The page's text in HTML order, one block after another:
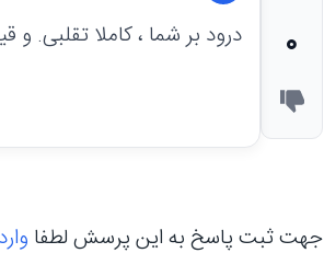
0 درود بر شما ، کاملا
جهت ثبت پاسخ به این پرسش لطفا